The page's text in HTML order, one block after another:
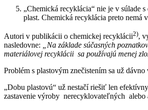
„Chemická recyklácia“ nie je v súlade
plast. Chemická recyklácia preto nemá
Autori v publikácii o chemickej recyklácii2),
nasledovne: „Na základe súčasných
materiálovej recyklácii sa používajú menej
Problém s plastovým znečistením sa už
„Dobu plastovú“ už nestačí riešiť len
zastavenie výroby nerecyklovateľných alebo